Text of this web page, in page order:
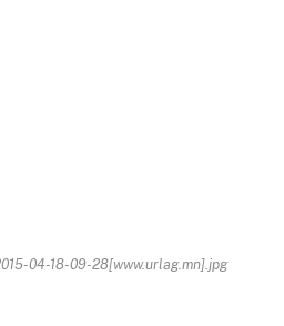
04-18-09-28[www.urlag.mn].jpg